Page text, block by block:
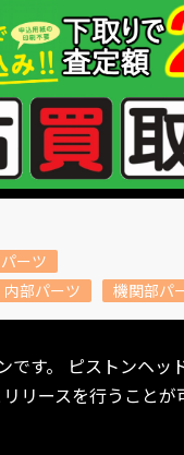
ーツ
部パーツ
機関部パ
です。 ピストンヘッ
リースを行うことが